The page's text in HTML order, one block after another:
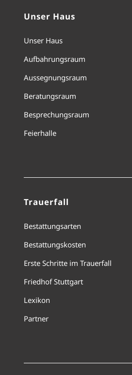
Unser Haus
Unser Haus
Aufbahrungsraum
Aussegnungsraum
Beratungsraum
Besprechungsraum
Feierhalle
Trauerfall
Bestattungsarten
Bestattungskosten
Erste Schritte im Trauerfall
Friedhof Stuttgart
Lexikon
Partner